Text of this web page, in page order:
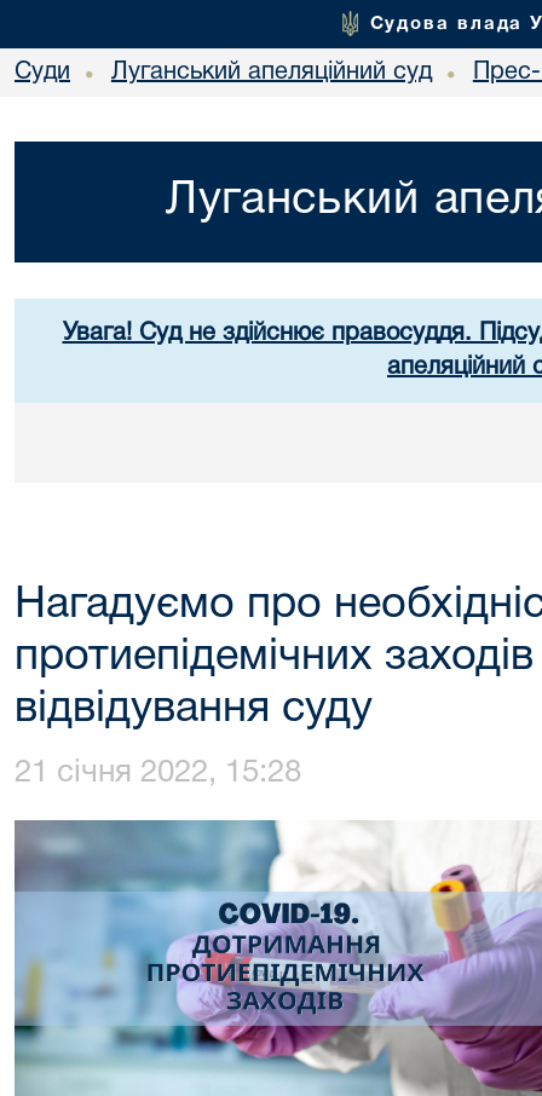
Судова влада
Суди • Луганський апеляційний суд •
Луганський
Увага! Суд не здійснює правосуддя.
апеляційний
Нагадуємо про
протиепідемічних
відвідування суду
21 січня 2022, 15:28